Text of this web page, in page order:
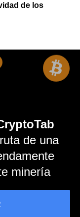
de los
de una
minería